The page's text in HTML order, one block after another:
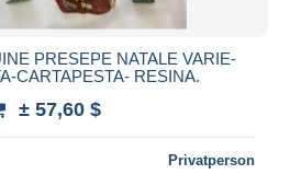
PRESEPE NATALE VARIE-
CARTAPESTA- RESINA.
± 57,60 $
Privatperson